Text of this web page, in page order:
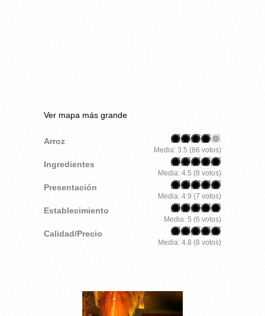
Ver mapa más grande
Arroz
Media: 3.5 (86 votos)
Ingredientes
Media: 4.5 (8 votos)
Presentación
Media: 4.9 (7 votos)
Establecimiento
Media: 5 (6 votos)
Calidad/Precio
Media: 4.8 (8 votos)